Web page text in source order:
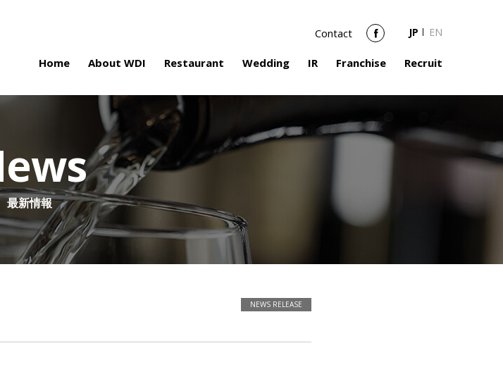
Home About WDI Restaurant Wedding IR Franchise Recruit
Contact Facebook
JP EN
最新情報
NEWS RELEASE